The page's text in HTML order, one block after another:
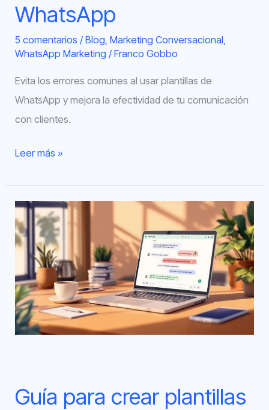
WhatsApp
5 comentarios /Blog,Marketing Conversacional,
WhatsApp Marketing /Franco Gobbo
Evita los errores comunes al usar plantillas de
WhatsApp y mejora la efectividad de tu comunicación
con clientes.
Leer más »
Guía para crear plantillas
Guía
para
crear
plantillas
consistentes
en
WhatsApp